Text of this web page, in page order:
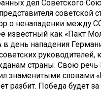
дел Советского
советской
о ненападении между
известный как «Пакт
в день нападения
руководителей,
страны. Свою речь
знаменитыми словами
разбит. Победа будет за